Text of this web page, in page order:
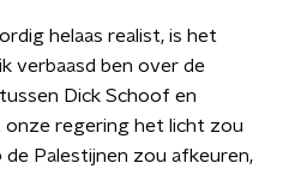
helaas realist, is het
verbaasd ben over de
Dick Schoof en
onze regering het licht zou
de Palestijnen zou afkeuren,